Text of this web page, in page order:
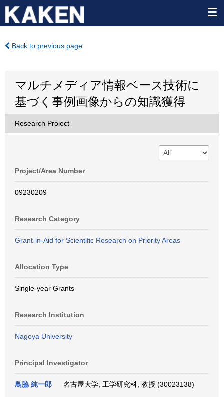
Back to previous page
マルチメディア情報ベース技術に
基づく事例画像からの知識獲得
Research Project
Project/Area Number
09230209
Research Category
Grant-in-Aid for Scientific Research on Priority Areas
Allocation Type
Single-year Grants
Research Institution
Nagoya University
Principal Investigator
鳥脇 純一郎 名古屋大学, 工学研究科, 教授 (30023138)